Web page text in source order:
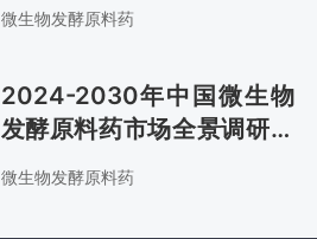
微生物发酵原料药
2024-2030年中国微生物
发酵原料药市场全景调研与
微生物发酵原料药